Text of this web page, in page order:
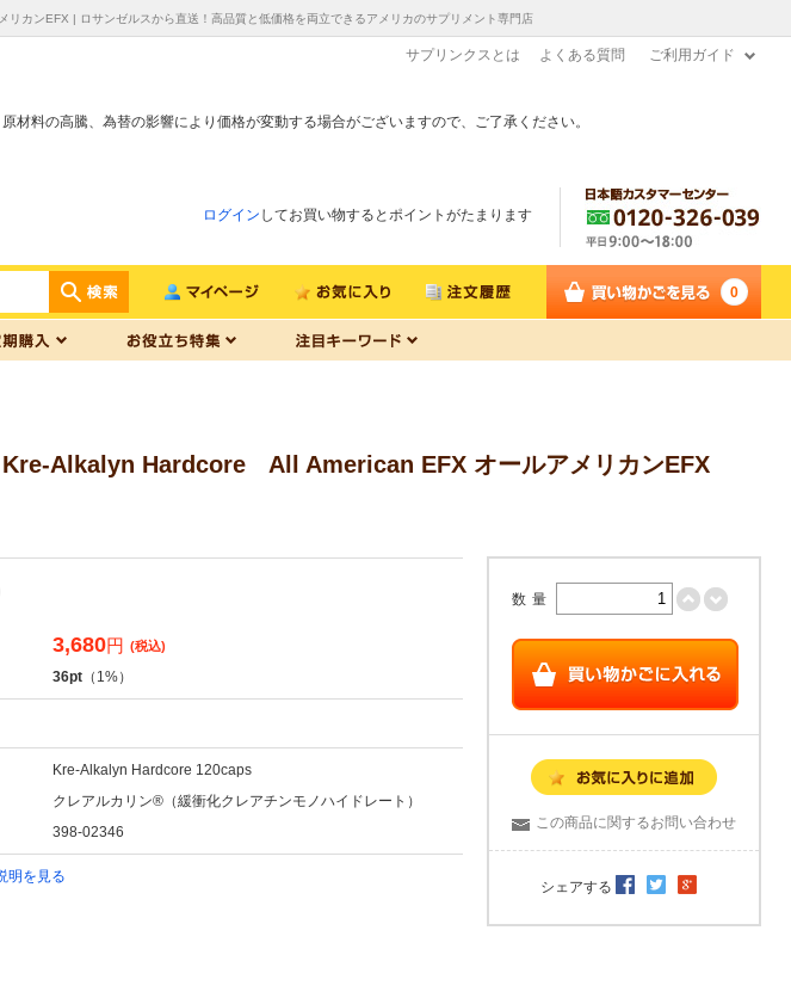
ンEFX | ロサンゼルスから直送！高品質と低価格を両立できるアメリカのサプリメント専門店
サプリンクスとは よくある質問 ご利用ガイド
原材料の高騰、為替の影響により価格が変動する場合がございますので、ご了承ください。
ログイン してお買い物するとポイントがたまります
0
Alkalyn Hardcore All American EFX オールアメリカンEFX
3,680円 (税込)
36pt （1%）
Kre-Alkalyn Hardcore 120caps
クレアルカリン®（緩衝化クレアチンモノハイドレート）
398-02346
明を見る
数量
この商品に関するお問い合わせ
シェアする